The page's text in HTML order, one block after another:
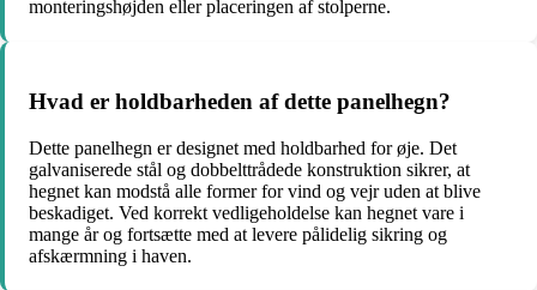
monteringshøjden eller placeringen af stolperne.
Hvad er holdbarheden af dette panelhegn?
Dette panelhegn er designet med holdbarhed for øje. Det
galvaniserede stål og dobbelttrådede konstruktion sikrer, at
hegnet kan modstå alle former for vind og vejr uden at blive
beskadiget. Ved korrekt vedligeholdelse kan hegnet vare i
mange år og fortsætte med at levere pålidelig sikring og
afskærmning i haven.